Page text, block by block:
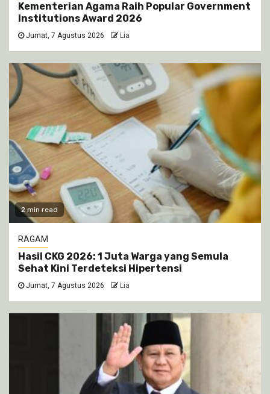
Kementerian Agama Raih Popular Government
Institutions Award 2026
Jumat, 7 Agustus 2026 Lia
2 min read
RAGAM
Hasil CKG 2026: 1 Juta Warga yang Semula
Sehat Kini Terdeteksi Hipertensi
Jumat, 7 Agustus 2026 Lia